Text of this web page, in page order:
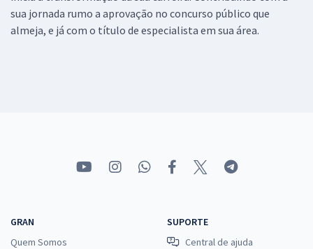
sua jornada rumo a aprovação no concurso público que
almeja, e já com o título de especialista em sua área.
GRAN
Quem Somos
SUPORTE
Central de ajuda